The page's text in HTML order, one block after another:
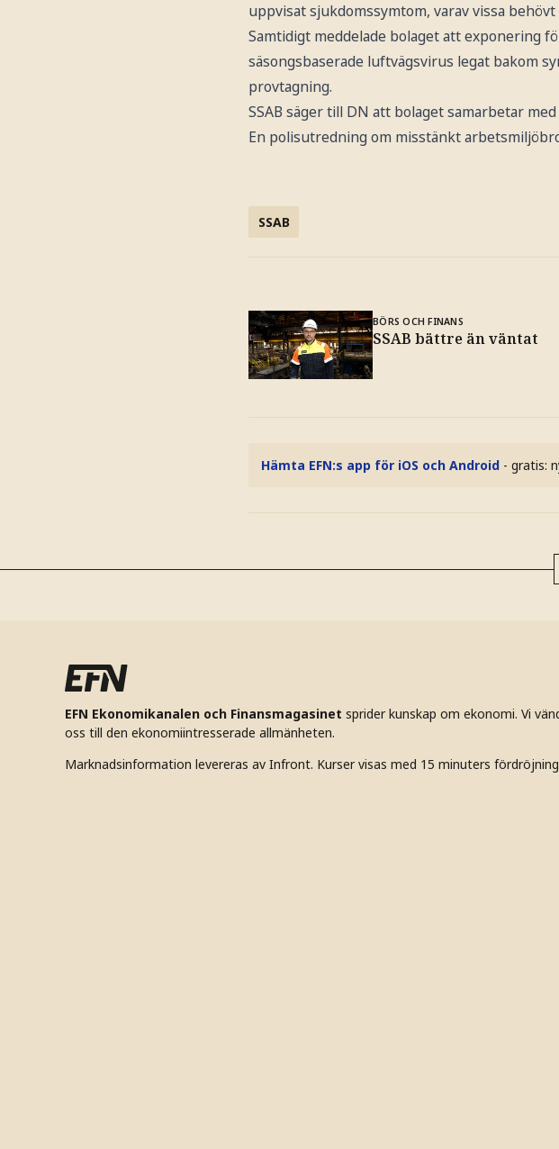
uppvisat sjukdomssymtom, varav vissa
Samtidigt meddelade bolaget att exponering
säsongsbaserade luftvägsvirus legat bakom
provtagning.
SSAB säger till DN att bolaget samarbetar
En polisutredning om misstänkt
SSAB
BÖRS OCH FINANS
SSAB bättre än väntat
Hämta EFN:s app för iOS och Android - gratis:
EFN Ekonomikanalen och Finansmagasinet sprider kunskap om ekonomi. Vi
oss till den ekonomiintresserade allmänheten.
Marknadsinformation levereras av Infront. Kurser visas med 15 minuters